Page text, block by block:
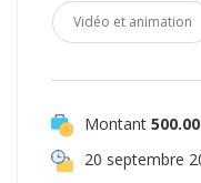
Vidéo et animation
Montant
20 septembre